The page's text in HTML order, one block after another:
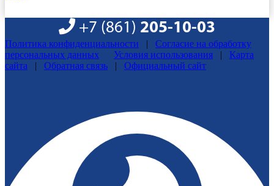
+7 (861) 205-10-03
Политика конфиденциальности |
Согласие на обработку
персональных данных
Условия использования |
Карта
сайта
| Обратная связь | Официальный сайт